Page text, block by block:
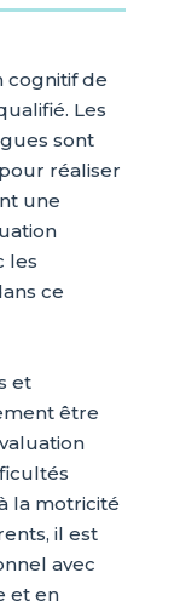
cognitif de
Les
sont
réaliser
une
les
ce
et
être
la motricité
il est
avec
et en